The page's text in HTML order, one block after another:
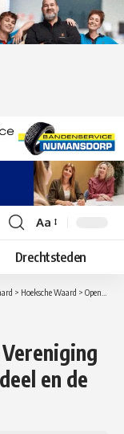
Lettergrootte
aanpassen
Aa
Drechtsteden
> Hoeksche Waard > Open archief Historische Vereniging met als thema: ’s-Gravendeel en de landbouw
en de